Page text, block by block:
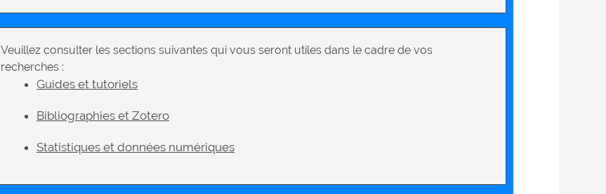
Veuillez consulter les sections suivantes qui vous seront utiles dans le cadre de vos
recherches :
Guides et tutoriels
Bibliographies et Zotero
Statistiques et données numériques